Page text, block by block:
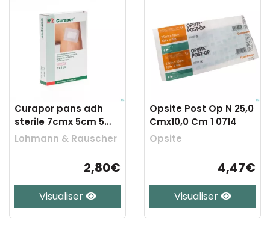
Curapor pans adh
sterile 7cmx 5cm 5
30504
Lohmann & Rauscher
2,80€
Visualiser
Opsite Post Op N 25,0
Cmx10,0 Cm 1 0714
Opsite
4,47€
Visualiser